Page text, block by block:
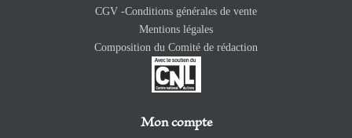
CGV -Conditions générales de vente
Mentions légales
Composition du Comité de rédaction
Mon compte